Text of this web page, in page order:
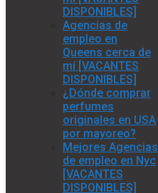
DISPONIBLES]
Agencias de
empleo en
Queens cerca de
mí [VACANTES
DISPONIBLES]
¿Dónde comprar
perfumes
originales en USA
por mayoreo?
Mejores Agencias
de empleo en Nyc
[VACANTES
DISPONIBLES]